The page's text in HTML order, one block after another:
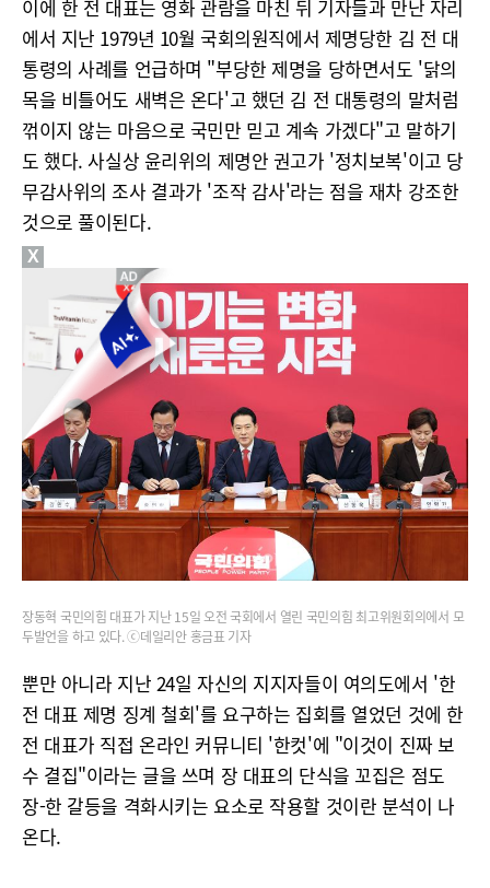
이에 한 전 대표는 영화 관람을 마친 뒤 기자들과 만난 자리
에서 지난 1979년 10월 국회의원직에서 제명당한 김 전 대
통령의 사례를 언급하며 "부당한 제명을 당하면서도 '닭의
목을 비틀어도 새벽은 온다'고 했던 김 전 대통령의 말처럼
꺾이지 않는 마음으로 국민만 믿고 계속 가겠다"고 말하기
도 했다. 사실상 윤리위의 제명안 권고가 '정치보복'이고 당
무감사위의 조사 결과가 '조작 감사'라는 점을 재차 강조한
것으로 풀이된다.
장동혁 국민의힘 대표가 지난 15일 오전 국회에서 열린 국민의힘 최고위원회의에서 모
두발언을 하고 있다. ⓒ데일리안 홍금표 기자
뿐만 아니라 지난 24일 자신의 지지자들이 여의도에서 '한
전 대표 제명 징계 철회'를 요구하는 집회를 열었던 것에 한
전 대표가 직접 온라인 커뮤니티 '한컷'에 "이것이 진짜 보
수 결집"이라는 글을 쓰며 장 대표의 단식을 꼬집은 점도
장-한 갈등을 격화시키는 요소로 작용할 것이란 분석이 나
온다.
X